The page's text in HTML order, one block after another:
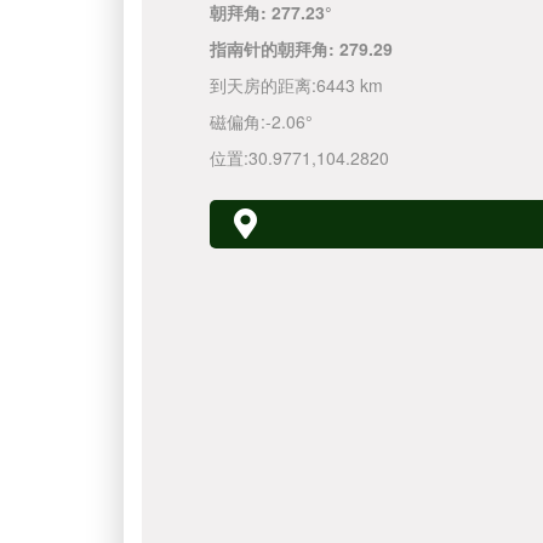
朝拜角: 277.23°
指南针的朝拜角: 279.29
到天房的距离:6443 km
磁偏角:-2.06°
位置:30.9771 ,104.2820